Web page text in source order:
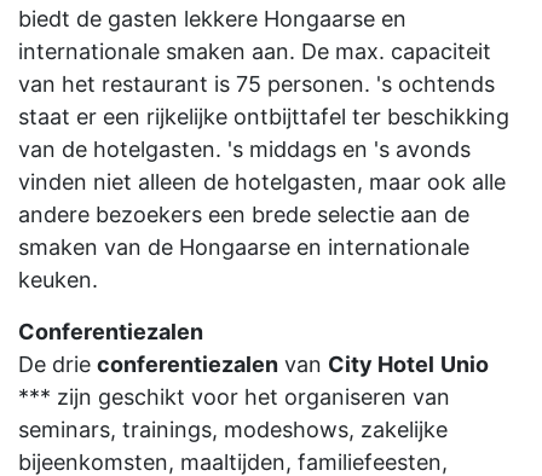
biedt de gasten lekkere Hongaarse en
internationale smaken aan. De max. capaciteit
van het restaurant is 75 personen. 's ochtends
staat er een rijkelijke ontbijttafel ter beschikking
van de hotelgasten. 's middags en 's avonds
vinden niet alleen de hotelgasten, maar ook alle
andere bezoekers een brede selectie aan de
smaken van de Hongaarse en internationale
keuken.
Conferentiezalen
De drie conferentiezalen van City Hotel Unio
*** zijn geschikt voor het organiseren van
seminars, trainings, modeshows, zakelijke
bijeenkomsten, maaltijden, familiefeesten,